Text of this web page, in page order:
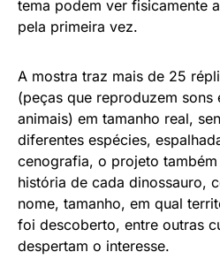
tema podem ver fisicamente
pela primeira vez.
A mostra traz mais de 25
(peças que reproduzem sons
animais) em tamanho real,
diferentes espécies,
cenografia, o projeto
história de cada dinossauro,
nome, tamanho, em qual
foi descoberto, entre outras
despertam o interesse.